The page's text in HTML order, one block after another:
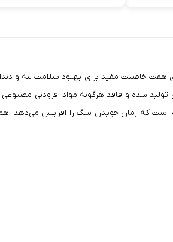
تولید شده و فاقد هرگونه مواد افزودنی
است که زمان جویدن سگ را افزایش